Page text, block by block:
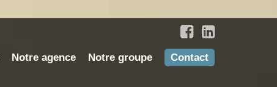
Notre agence Notre groupe Contact